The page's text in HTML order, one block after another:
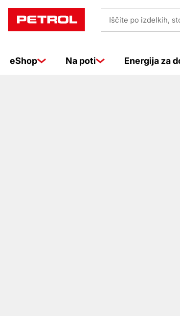
Prodajna
mesta
Iščite
storitvah,
eShop Na poti Energija za